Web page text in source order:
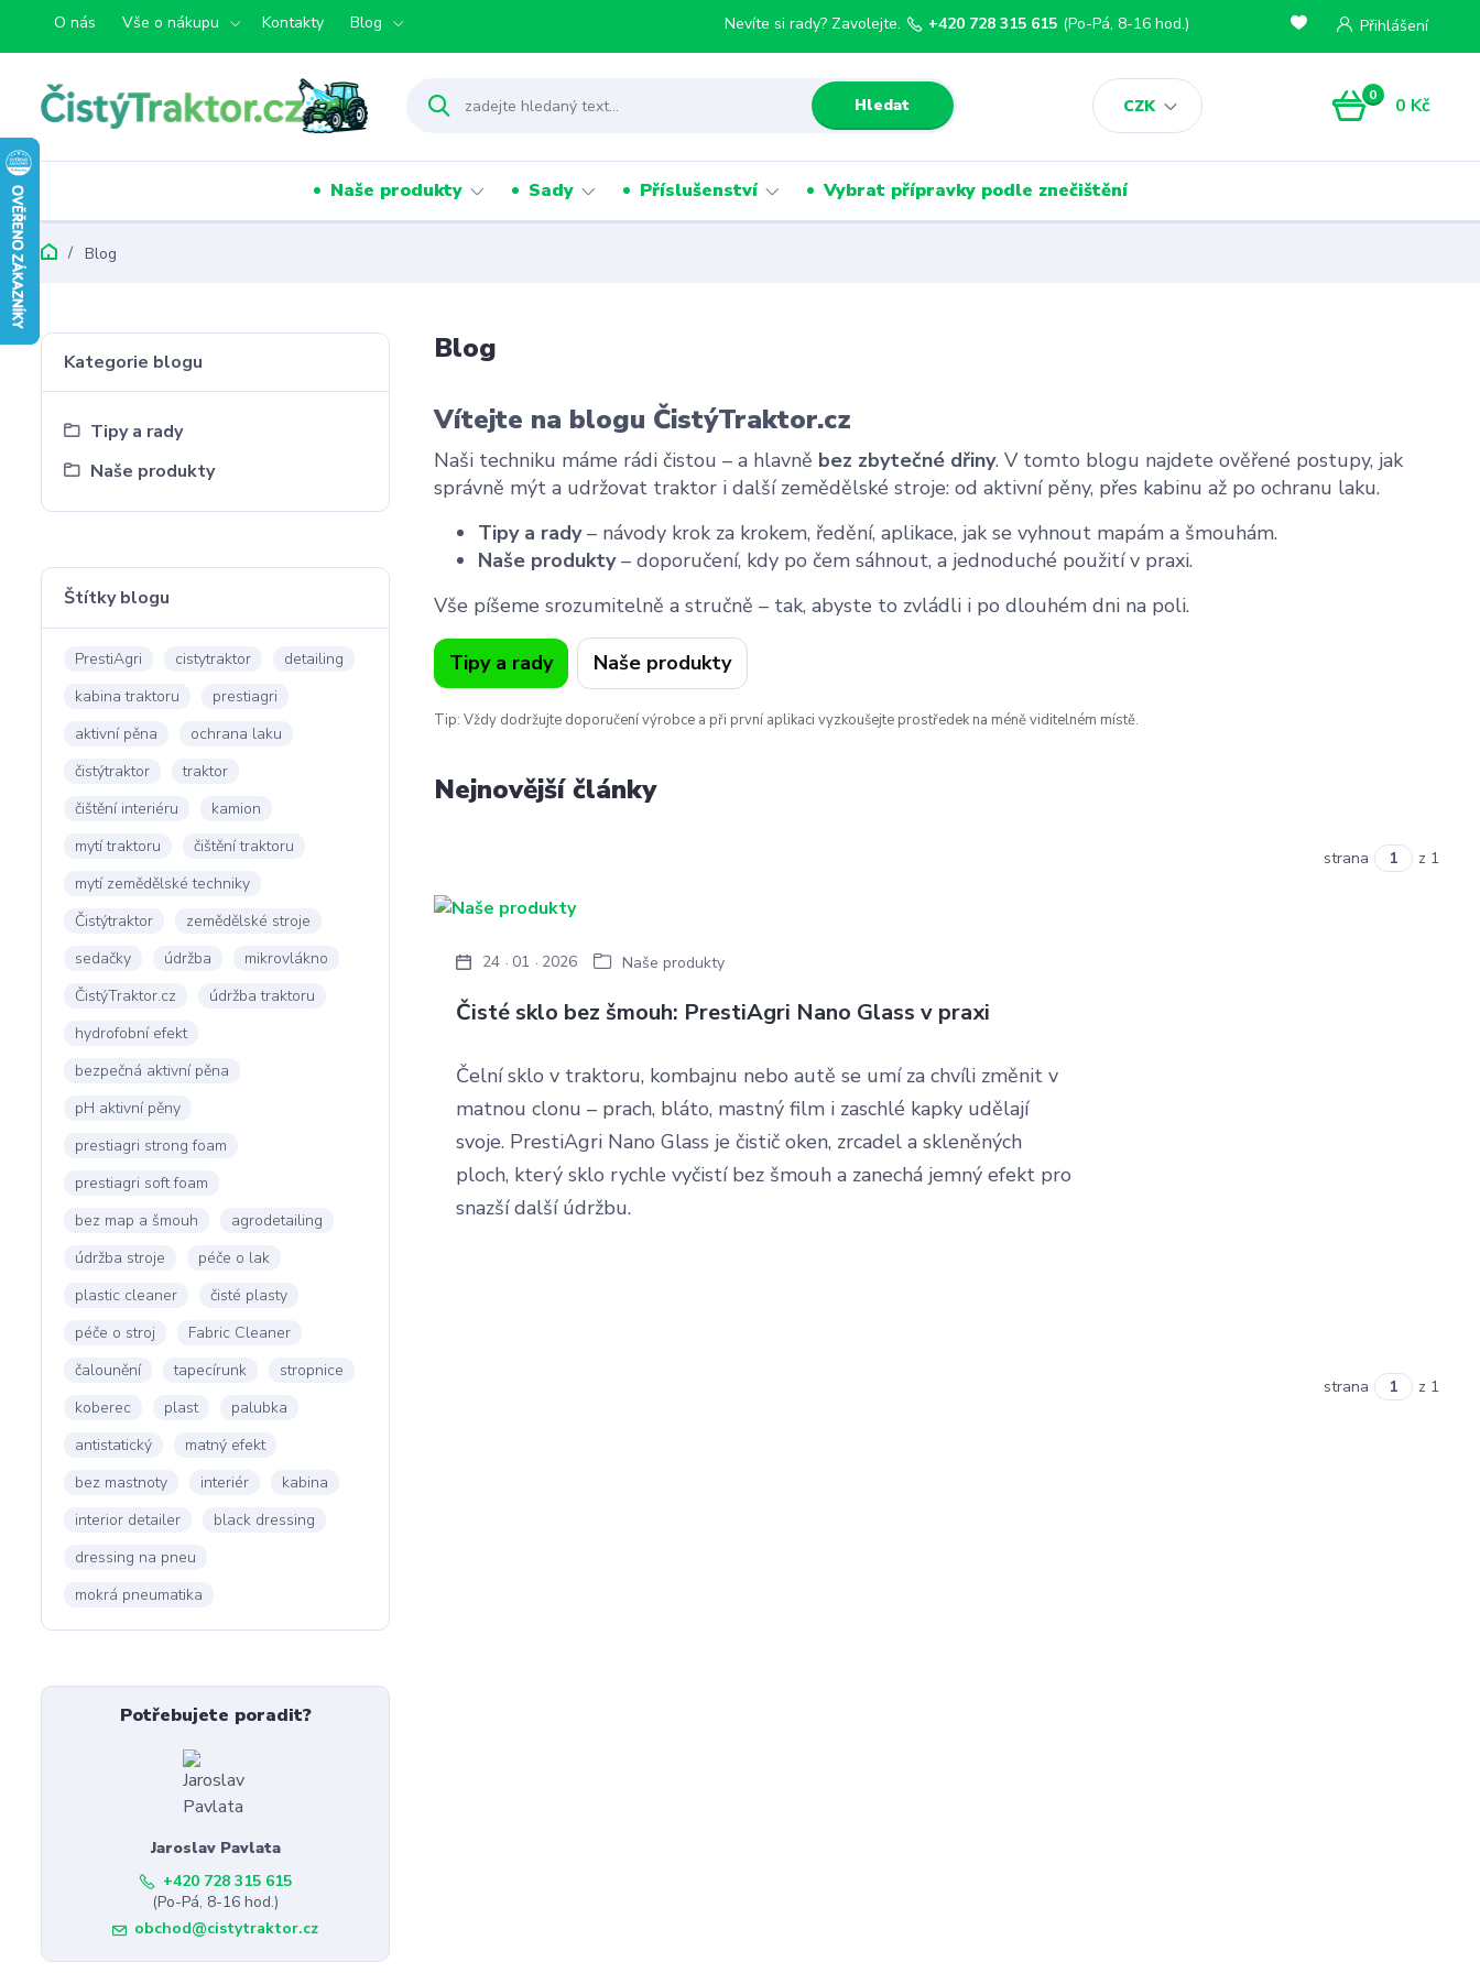
O nás Vše o nákupu Kontakty Blog
CZK
Přihlášení
Hledat
Nevíte si rady? Zavolejte. +420 728 315 615 (Po-Pá, 8-16 hod.)
0 0 Kč
Naše produkty Sady Příslušenství Vybrat přípravky podle znečištění
Blog
Kategorie blogu
Tipy a rady
Naše produkty
Štítky blogu
PrestiAgri cistytraktor
detailing
kabina traktoru
prestiagri
aktivní pěna
ochrana laku
čistýtraktor
traktor
čištění interiéru
kamion
mytí traktoru
čištění traktoru
mytí zemědělské techniky
Čistýtraktor
zemědělské stroje
sedačky
údržba
mikrovlákno
ČistýTraktor.cz
údržba traktoru
hydrofobní efekt
bezpečná aktivní pěna
pH aktivní pěny
prestiagri strong foam
prestiagri soft foam
bez map a šmouh
agrodetailing
údržba stroje
péče o lak
plastic cleaner
čisté plasty
péče o stroj
Fabric Cleaner
čalounění
tapecírunk
stropnice
koberec
plast
palubka
antistatický
matný efekt
bez mastnoty
interiér
kabina
interior detailer
black dressing
dressing na pneu
mokrá pneumatika
Potřebujete poradit?
Jaroslav Pavlata
+420 728 315 615
(Po-Pá, 8-16 hod.)
obchod@cistytraktor.cz
Blog
Vítejte na blogu ČistýTraktor.cz
Naši techniku máme rádi čistou – a hlavně bez zbytečné dřiny. V tomto blogu najdete ověřené postupy, jak
správně mýt a udržovat traktor i další zemědělské stroje: od aktivní pěny, přes kabinu až po ochranu laku.
Tipy a rady– návody krok za krokem, ředění, aplikace, jak se vyhnout mapám a šmouhám.
Naše produkty– doporučení, kdy po čem sáhnout, a jednoduché použití v praxi.
Vše píšeme srozumitelně a stručně – tak, abyste to zvládli i po dlouhém dni na poli.
Tipy a rady Naše produkty
Tip: Vždy dodržujte doporučení výrobce a při první aplikaci vyzkoušejte prostředek na méně viditelném místě.
Nejnovější články
strana z 1
Čisté sklo bez šmouh: PrestiAgri Nano Glass v praxi
24 01 2026 Naše produkty
Čelní sklo v traktoru, kombajnu nebo autě se umí za chvíli změnit v
matnou clonu – prach, bláto, mastný film i zaschlé kapky udělají
svoje. PrestiAgri Nano Glass je čistič oken, zrcadel a skleněných
ploch, který sklo rychle vyčistí bez šmouh a zanechá jemný efekt pro
snazší další údržbu.
strana z 1